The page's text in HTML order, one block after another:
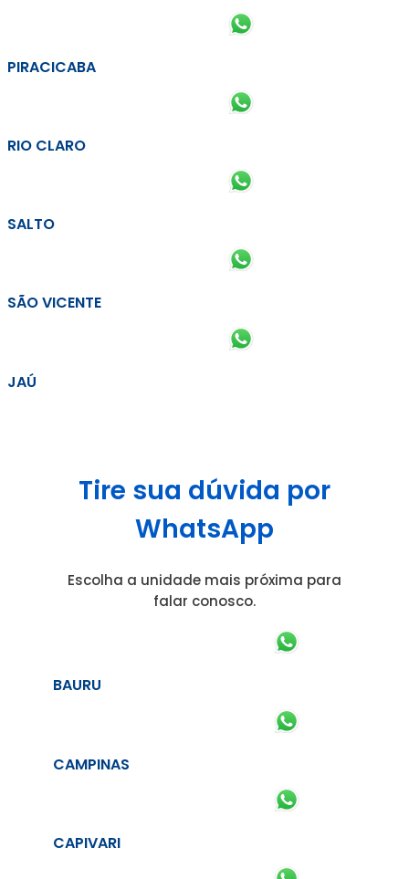
PIRACICABA
RIO CLARO
SALTO
SÃO VICENTE
JAÚ
Tire sua dúvida por
WhatsApp
Escolha a unidade mais próxima para
falar conosco.
BAURU
CAMPINAS
CAPIVARI